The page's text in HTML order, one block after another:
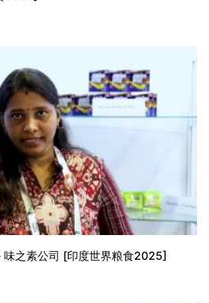
之素公司 [印度世界粮食2025]